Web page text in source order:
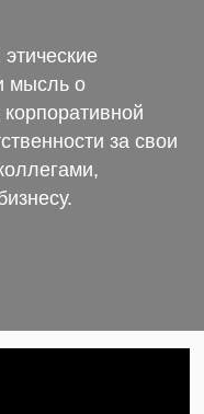
мысль о
за свои